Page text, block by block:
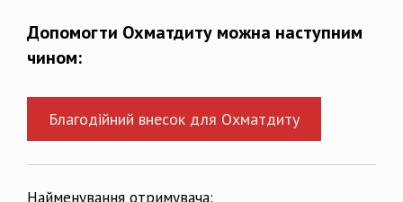
Допомогти Охматдиту можна наступним
чином:
Благодійний внесок для Охматдиту
Найменування отримувача: